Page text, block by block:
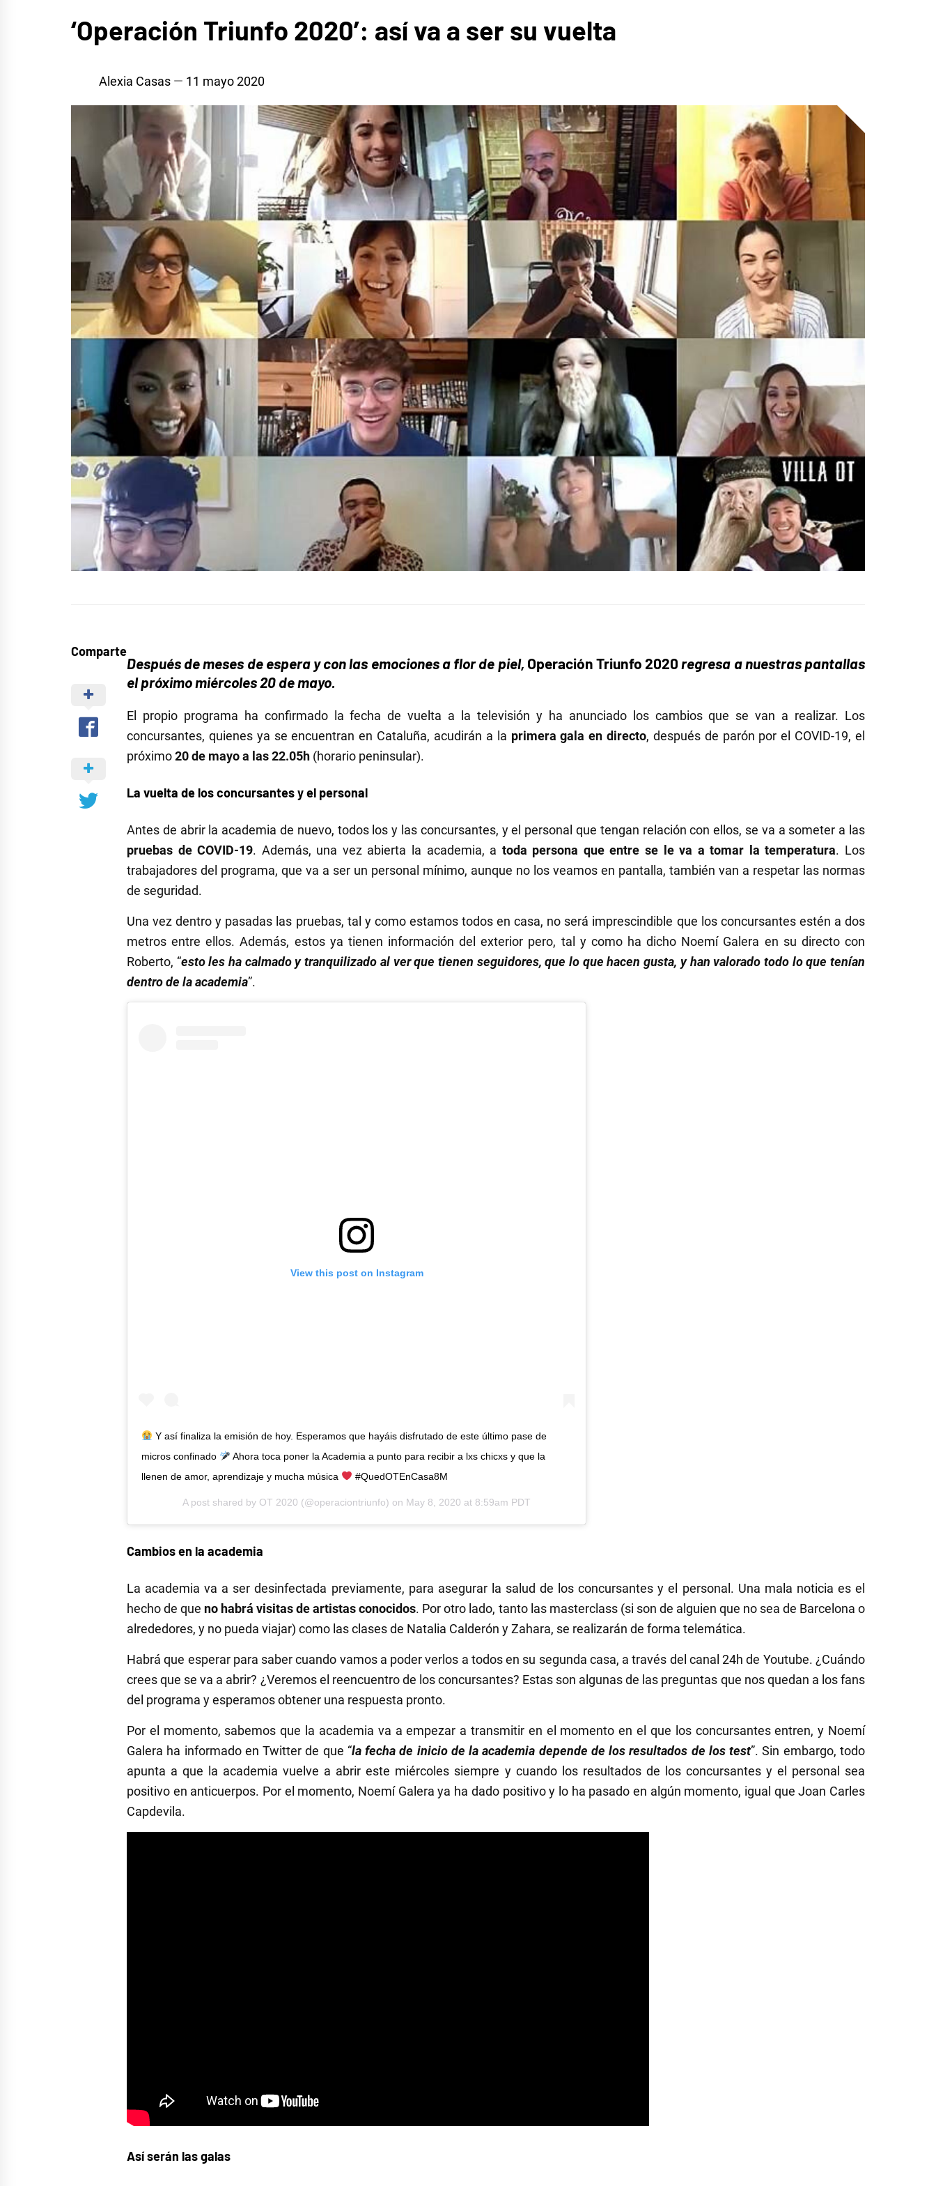
SERIES
‘Operación Triunfo 2020’: así va a ser su vuelta
Alexia Casas 11 mayo 2020
Comparte
Después de meses de espera y con las emociones a flor de piel, Operación Triunfo 2020 regresa a nuestras pantallas
el próximo miércoles 20 de mayo.
El propio programa ha confirmado la fecha de vuelta a la televisión y ha anunciado los cambios que se van a realizar. Los
concursantes, quienes ya se encuentran en Cataluña, acudirán a la primera gala en directo, después de parón por el COVID-19, el
próximo20 de mayo a las 22.05h (horario peninsular).
La vuelta de los concursantes y el personal
Antes de abrir la academia de nuevo, todos los y las concursantes, y el personal que tengan relación con ellos, se va a someter a las
pruebas de COVID-19. Además, una vez abierta la academia, a toda persona que entre se le va a tomar la temperatura. Los
trabajadores del programa, que va a ser un personal mínimo, aunque no los veamos en pantalla, también van a respetar las normas
de seguridad.
Una vez dentro y pasadas las pruebas, tal y como estamos todos en casa, no será imprescindible que los concursantes estén a dos
metros entre ellos. Además, estos ya tienen información del exterior pero, tal y como ha dicho Noemí Galera en su directo con
Roberto, “esto les ha calmado y tranquilizado al ver que tienen seguidores, que lo que hacen gusta, y han valorado todo lo que tenían
dentro de la academia”.
View this post on Instagram
Y así finaliza la emisión de hoy. Esperamos que hayáis disfrutado de este último pase de
micros confinado
Ahora toca poner la Academia a punto para recibir a lxs chicxs y que la
llenen de amor, aprendizaje y mucha música
#QuedOTEnCasa8M
A post shared by OT 2020 (@operaciontriunfo) on May 8, 2020 at 8:59am PDT
Cambios en la academia
La academia va a ser desinfectada previamente, para asegurar la salud de los concursantes y el personal. Una mala noticia es el
hecho de que no habrá visitas de artistas conocidos. Por otro lado, tanto las masterclass (si son de alguien que no sea de Barcelona o
alrededores, y no pueda viajar) como las clases de Natalia Calderón y Zahara, se realizarán de forma telemática.
Habrá que esperar para saber cuando vamos a poder verlos a todos en su segunda casa, a través del canal 24h de Youtube. ¿Cuándo
crees que se va a abrir? ¿Veremos el reencuentro de los concursantes? Estas son algunas de las preguntas que nos quedan a los fans
del programa y esperamos obtener una respuesta pronto.
Por el momento, sabemos que la academia va a empezar a transmitir en el momento en el que los concursantes entren, y Noemí
Galera ha informado en Twitter de que “la fecha de inicio de la academia depende de los resultados de los test”. Sin embargo, todo
apunta a que la academia vuelve a abrir este miércoles siempre y cuando los resultados de los concursantes y el personal sea
positivo en anticuerpos. Por el momento, Noemí Galera ya ha dado positivo y lo ha pasado en algún momento, igual que Joan Carles
Capdevila.
Así serán las galas